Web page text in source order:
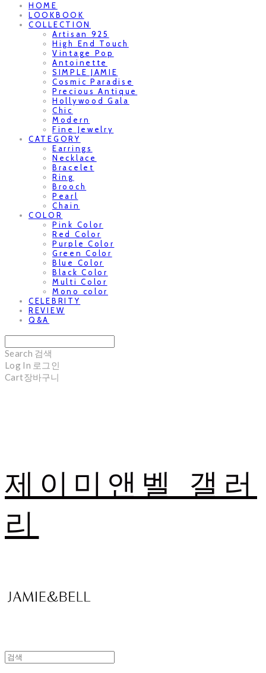
HOME
LOOKBOOK
COLLECTION
Artisan 925
High End Touch
Vintage Pop
Antoinette
SIMPLE JAMIE
Cosmic Paradise
Precious Antique
Hollywood Gala
Chic
Modern
Fine Jewelry
CATEGORY
Earrings
Necklace
Bracelet
Ring
Brooch
Pearl
Chain
COLOR
Pink Color
Red Color
Purple Color
Green Color
Blue Color
Black Color
Multi Color
Mono color
CELEBRITY
REVIEW
Q&A
Search 검색
Log In 로그인
Cart장바구니
제이미앤벨 갤러
리